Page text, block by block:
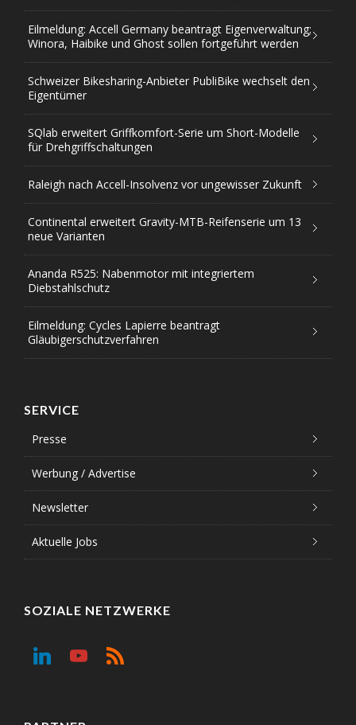
Eilmeldung: Accell Germany beantragt Eigenverwaltung;
Winora, Haibike und Ghost sollen fortgeführt werden
Schweizer Bikesharing-Anbieter PubliBike wechselt den
Eigentümer
SQlab erweitert Griffkomfort-Serie um Short-Modelle
für Drehgriffschaltungen
Raleigh nach Accell-Insolvenz vor ungewisser Zukunft
Continental erweitert Gravity-MTB-Reifenserie um 13
neue Varianten
Ananda R525: Nabenmotor mit integriertem
Diebstahlschutz
Eilmeldung: Cycles Lapierre beantragt
Gläubigerschutzverfahren
SERVICE
Presse
Werbung / Advertise
Newsletter
Aktuelle Jobs
SOZIALE NETZWERKE